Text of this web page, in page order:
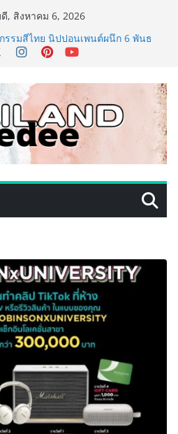
, สิงหาคม 6, 2026
รรมสีไทย นิปปอนเพนต์ผนึก 6 พันธ
ำ นำร่องเปิดตัว “NIPPON PAINT
ลูกค้าด้วยผลิตภัณฑ์คุณภาพและ
รบวงจร
ย มูลนิธิ “เพจอีจัน” ส่งมอบ โรงเรียน
กระทรวงศึกษาธิการ ส่งต่อโอกาส
เศษกว่า 100 คน ใช้เวลา 434 วัน
ห้กลายเป็นโรงเรียนแห่งความหวัง
เร็จ Village to the World Season
เคลื่อน ESG Tourism สืบสานพระ
าการท่องเที่ยวไทยอย่างยั่งยืน
เทคโนโลยี (ไทยแลนด์) เปิดโรงงาน
หน้าขยายฐานการผลิตสู่เอเชียตะวัน
หญ่ปักหมุดแลนมาร์คใหม่กลางสถานี
จุดเริ่มต้นครั้งสำคัญ